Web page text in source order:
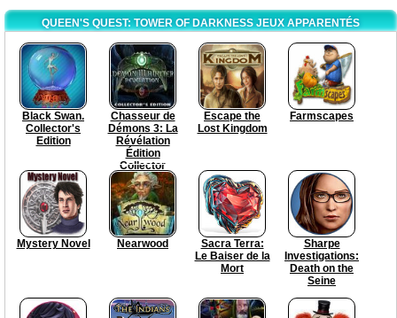
QUEEN'S QUEST: TOWER OF DARKNESS JEUX APPARENTÉS
Black Swan.
Collector's
Edition
Chasseur de
Démons 3: La
Révélation
Édition
Collector
Escape the
Lost Kingdom
Farmscapes
Mystery Novel Nearwood
Sacra Terra:
Le Baiser de la
Mort
Sharpe
Investigations:
Death on the
Seine